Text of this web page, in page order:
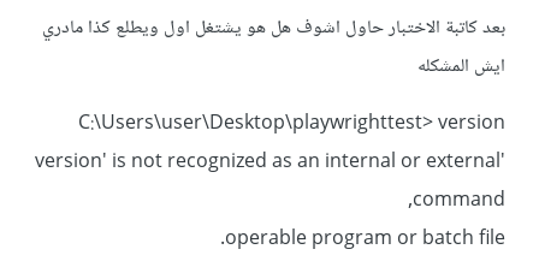
بعد كاتبة الاختبار حاول اشوف هل هو يشتغل اول ويطلع كذا مادري
ايش المشكله
C:\Users\user\Desktop\playwrighttest> version
'version' is not recognized as an internal or external
command,
operable program or batch file.